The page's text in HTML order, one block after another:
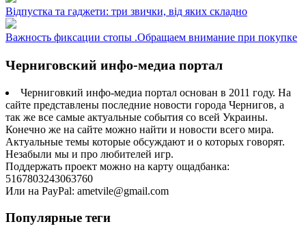
Відпустка та гаджети: три звички, від яких складно
Важность фиксации стопы .Обращаем внимание при покупке
Черниговский инфо-медиа портал
Черниговкий инфо-медиа портал основан в 2011 году. На
сайте представлены последние новости города Чернигов, а
так же все самые актуальные события со всей Украины.
Конечно же на сайте можно найти и новости всего мира.
Актуальные темы которые обсуждают и о которых говорят.
Незабыли мы и про любителей игр.
Поддержать проект можно на карту ощадбанка:
5167803243063760
Или на PayPal: ametvile@gmail.com
Популярные теги